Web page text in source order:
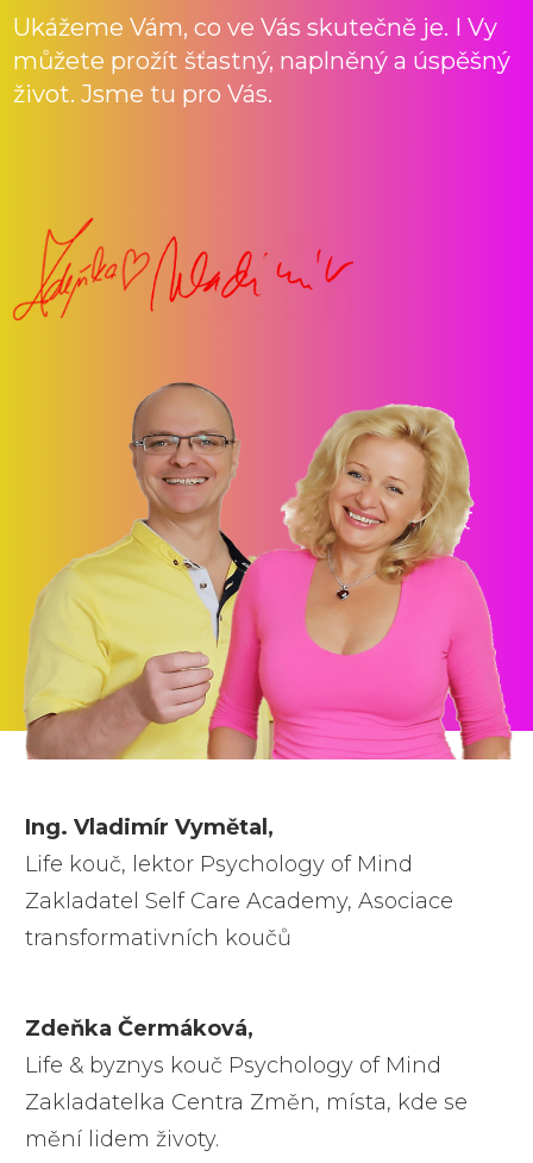
Ukážeme Vám, co ve Vás skutečně je. I Vy
můžete prožít šťastný, naplněný a úspěšný
život. Jsme tu pro Vás.
Ing. Vladimír Vymětal,
Life kouč, lektor Psychology of Mind
Zakladatel Self Care Academy, Asociace
transformativních koučů
Zdeňka Čermáková,
Life & byznys kouč Psychology of Mind
Zakladatelka Centra Změn, místa, kde se
mění lidem životy.